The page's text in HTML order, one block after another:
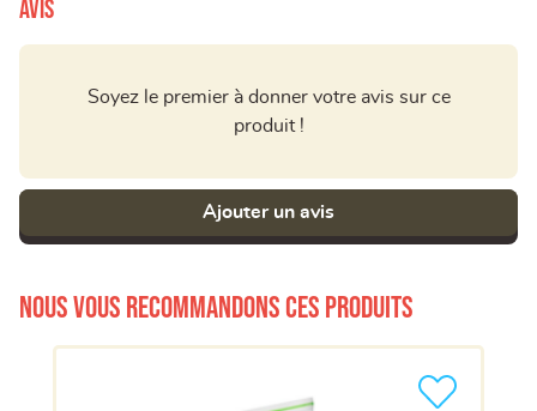
Avis
Soyez le premier à donner votre avis sur ce
produit !
Ajouter un avis
Nous vous recommandons ces produits